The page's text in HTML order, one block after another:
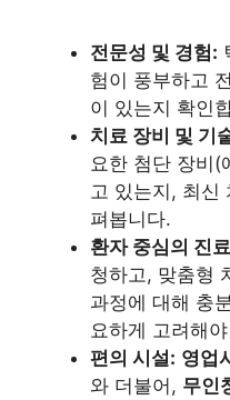
전문성 및 경험:
험이 풍부하고
이 있는지 확인
치료 장비 및 기
요한 첨단 장비(
고 있는지, 최신
펴봅니다.
환자 중심의 진
청하고, 맞춤형
과정에 대해 충
요하게 고려해
편의 시설: 영업
와 더불어, 무인